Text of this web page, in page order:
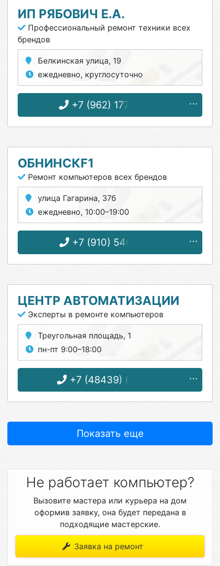
ИП РЯБОВИЧ Е.А.
Профессиональный ремонт техники всех
брендов
Белкинская улица, 19
ежедневно, круглосуточно
+7 (962) 177-29-46
ОБНИНСКF1
Ремонт компьютеров всех брендов
улица Гагарина, 37б
ежедневно, 10:00–19:00
+7 (910) 546-17-16
ЦЕНТР АВТОМАТИЗАЦИИ
Эксперты в ремонте компьютеров
Треугольная площадь, 1
пн-пт 9:00–18:00
+7 (48439) 6-55-55
Показать еще
Не работает компьютер?
Вызовите мастера или курьера на дом
оформив заявку, она будет передана в
подходящие мастерские.
Заявка на ремонт